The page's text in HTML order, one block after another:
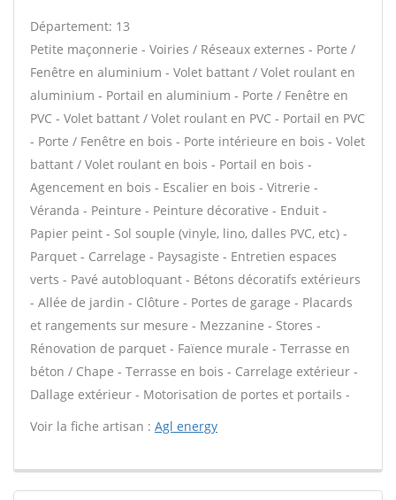
Département: 13
Petite maçonnerie - Voiries / Réseaux externes - Porte /
Fenêtre en aluminium - Volet battant / Volet roulant en
aluminium - Portail en aluminium - Porte / Fenêtre en
PVC - Volet battant / Volet roulant en PVC - Portail en PVC
- Porte / Fenêtre en bois - Porte intérieure en bois - Volet
battant / Volet roulant en bois - Portail en bois -
Agencement en bois - Escalier en bois - Vitrerie -
Véranda - Peinture - Peinture décorative - Enduit -
Papier peint - Sol souple (vinyle, lino, dalles PVC, etc) -
Parquet - Carrelage - Paysagiste - Entretien espaces
verts - Pavé autobloquant - Bétons décoratifs extérieurs
- Allée de jardin - Clôture - Portes de garage - Placards
et rangements sur mesure - Mezzanine - Stores -
Rénovation de parquet - Faïence murale - Terrasse en
béton / Chape - Terrasse en bois - Carrelage extérieur -
Dallage extérieur - Motorisation de portes et portails -
Voir la fiche artisan : Agl energy